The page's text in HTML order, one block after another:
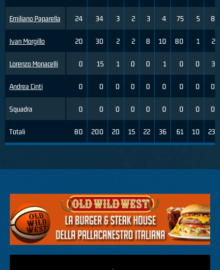
Emiliano Paparella
Ivan Morgillo
Lorenzo Monacelli
Andrea Cinti
Squadra
Totali
24 34 3 2 3 4 75 5 8
20 30 2 2 8 10 80 1 2
0 15 1 0 0 1 0 0 3
0 0 0 0 0 0 0 0 0
0 0 0 0 0 0 0 0 0
80 200 20 15 22 36 61 10 23